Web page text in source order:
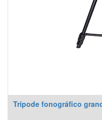
Trípode fonográfico